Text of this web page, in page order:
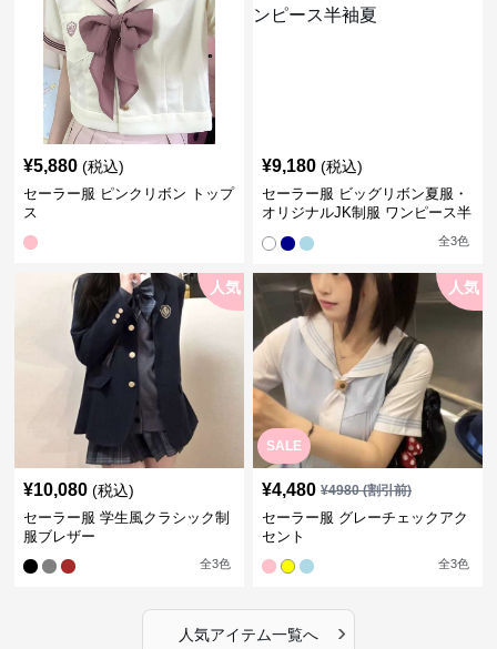
¥5,880 (税込)
セーラー服 ピンクリボン トップ
ス
¥9,180 (税込)
セーラー服 ビッグリボン夏服・
オリジナルJK制服 ワンピース半
全3色
人気
¥10,080 (税込)
セーラー服 学生風クラシック制
服ブレザー
全3色
SALE
人気
¥4,480 ¥4980(割引前)
セーラー服 グレーチェックアク
セント
全3色
人気アイテム一覧へ ›